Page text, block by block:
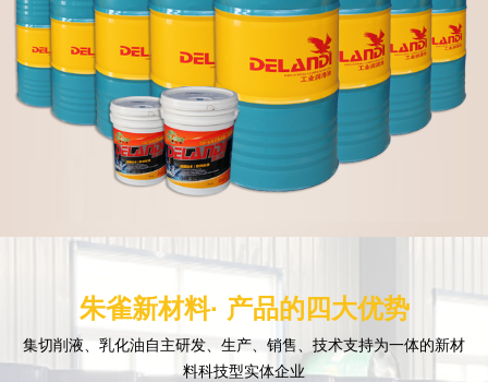
朱雀新材料· 产品的四大优势
集切削液、乳化油自主研发、生产、销售、技术支持为一体的新材
料科技型实体企业